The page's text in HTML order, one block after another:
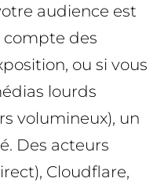
audience est
compte des
ou si vous
lourds
volumineux), un
Des acteurs
Cloudflare,